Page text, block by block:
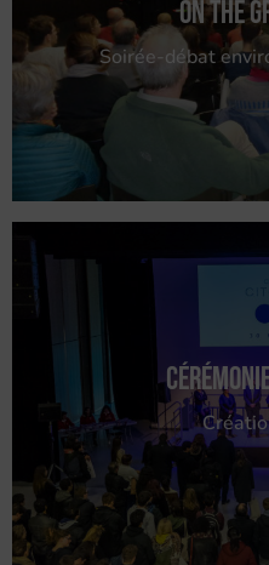
On The
Soirée-débat